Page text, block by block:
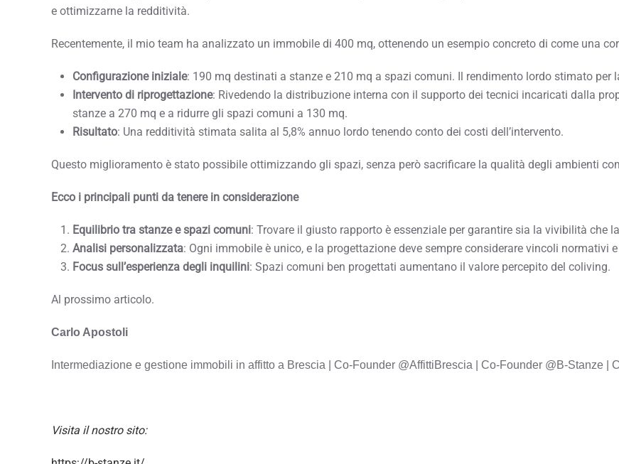
e ottimizzarne la redditività.
Recentemente, il mio team ha analizzato un immobile di 400 mq, ottenendo un esempio concreto di come una
Configurazione iniziale: 190 mq destinati a stanze e 210 mq a spazi comuni. Il rendimento lordo stimato per
Intervento di riprogettazione: Rivedendo la distribuzione interna con il supporto dei tecnici incaricati dalla
stanze a 270 mq e a ridurre gli spazi comuni a 130 mq.
Risultato: Una redditività stimata salita al 5,8% annuo lordo tenendo conto dei costi dell’intervento.
Questo miglioramento è stato possibile ottimizzando gli spazi, senza però sacrificare la qualità degli ambienti
Ecco i principali punti da tenere in considerazione
Equilibrio tra stanze e spazi comuni: Trovare il giusto rapporto è essenziale per garantire sia la vivibilità che
Analisi personalizzata: Ogni immobile è unico, e la progettazione deve sempre considerare vincoli normativi
Focus sull’esperienza degli inquilini: Spazi comuni ben progettati aumentano il valore percepito del coliving.
Al prossimo articolo.
Carlo Apostoli
Intermediazione e gestione immobili in affitto a Brescia | Co-Founder @AffittiBrescia | Co-Founder @B-Stanze |
Visita il nostro sito: